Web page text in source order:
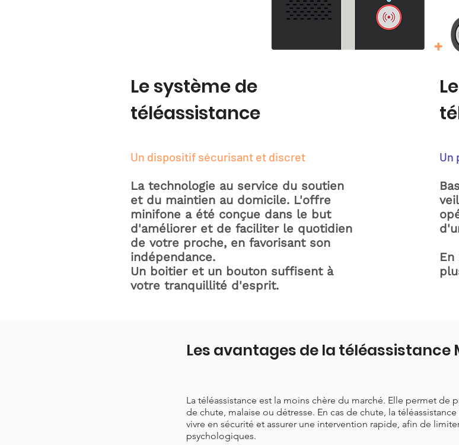
Le système de
téléassistance
Un dispositif sécurisant et discret
La technologie au service du soutien
et du maintien au domicile. L'offre
minifone a été conçue dans le but
d'améliorer et de faciliter le quotidien
de votre proche, en favorisant son
indépendance.
Un boitier et un bouton suffisent à
votre tranquillité d'esprit.
+
Un
Les avantages de la téléassistance
La téléassistance est la moins chère du marché. Elle permet de
de chute, malaise ou détresse. En cas de chute, la
vivre en sécurité et assurer une intervention rapide, afin de
psychologiques.